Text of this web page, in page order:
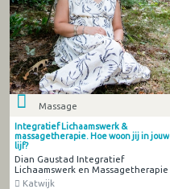
Massage
Integratief Lichaamswerk &
massagetherapie. Hoe woon jij in jouw
lijf?
Dian Gaustad Integratief
Lichaamswerk en Massagetherapie
Katwijk